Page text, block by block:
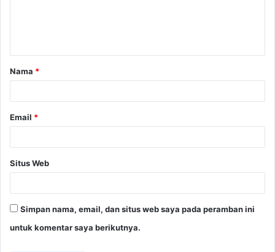
a
r
Nama *
Email *
Situs Web
Simpan nama, email, dan situs web saya pada peramban ini
untuk komentar saya berikutnya.